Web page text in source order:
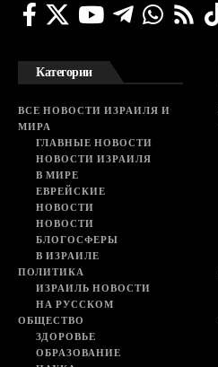
Категории
ВСЕ НОВОСТИ ИЗРАИЛЯ И
МИРА
ГЛАВНЫЕ НОВОСТИ
НОВОСТИ ИЗРАИЛЯ
В МИРЕ
ЕВРЕЙСКИЕ
НОВОСТИ
НОВОСТИ
БЛОГОСФЕРЫ
В ИЗРАИЛЕ
ПОЛИТИКА
ИЗРАИЛЬ НОВОСТИ
НА РУССКОМ
ОБЩЕСТВО
ЗДОРОВЬЕ
ОБРАЗОВАНИЕ